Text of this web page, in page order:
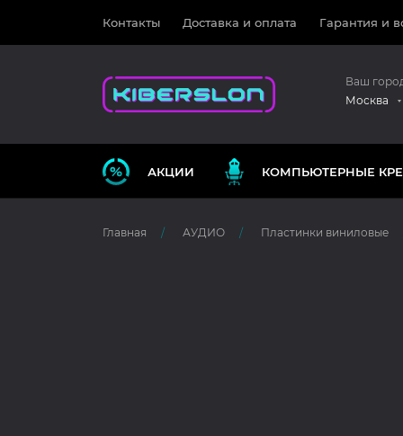
Контакты Доставка и оплата Гарантия и
Ваш
Москва
АКЦИИ КОМПЬЮТЕРНЫЕ
Главная АУДИО Пластинки виниловые